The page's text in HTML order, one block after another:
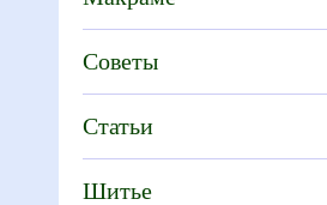
Советы
Статьи
Шитье